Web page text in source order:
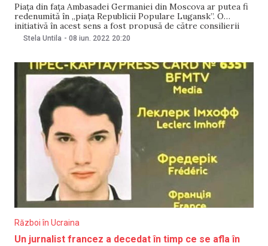
Piața din fața Ambasadei Germaniei din Moscova ar putea fi
redenumită în „piața Republicii Populare Lugansk”. O
inițiativă în acest sens a fost propusă de către consilierii
locali, informează Interfax. În același timp, piața de lângă
Stela Untila - 08 iun. 2022 20:20
Război în Ucraina
Un jurnalist francez a decedat în timp ce se afla în